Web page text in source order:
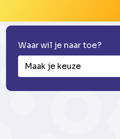
Waar wil je naar toe?
Maak je keuze